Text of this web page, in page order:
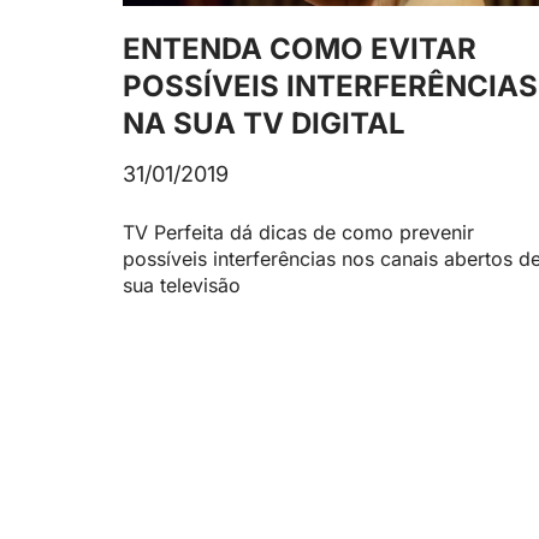
ENTENDA COMO EVITAR
POSSÍVEIS INTERFERÊNCIAS
NA SUA TV DIGITAL
31/01/2019
TV Perfeita dá dicas de como prevenir
possíveis interferências nos canais abertos
sua televisão